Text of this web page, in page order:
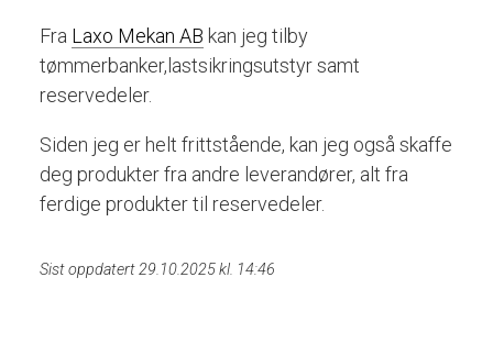
Fra Laxo Mekan AB kan jeg tilby
tømmerbanker,lastsikringsutstyr samt
reservedeler.
Siden jeg er helt frittstående, kan jeg også skaffe
deg produkter fra andre leverandører, alt fra
ferdige produkter til reservedeler.
Sist oppdatert 29.10.2025 kl. 14:46